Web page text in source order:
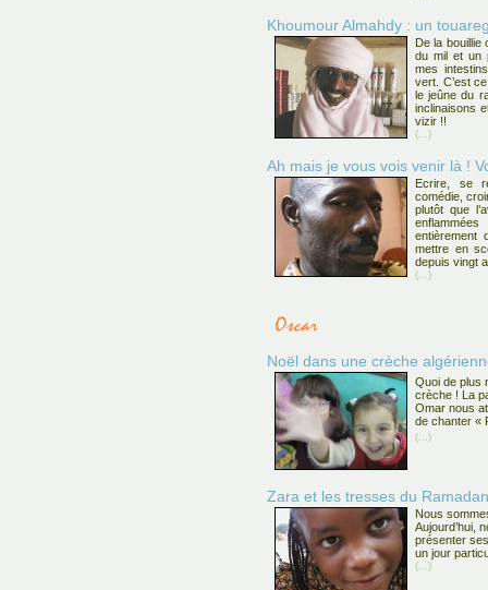
Khoumour Almahdy : un
De la bouillie
du mil et un
mes
vert. C’est
le jeûne du
inclinaisons
vizir !!
(...)
Ah mais je vous vois venir là !
Ecrire, se
comédie,
plutôt que
entièrement
mettre en
depuis vingt
(...)
Noël dans une crèche
Quoi de plus
crèche ! La
Omar nous
de chanter «
(...)
Zara et les tresses du Ramadan
Nous
Aujourd’hui,
présenter
un jour
(...)